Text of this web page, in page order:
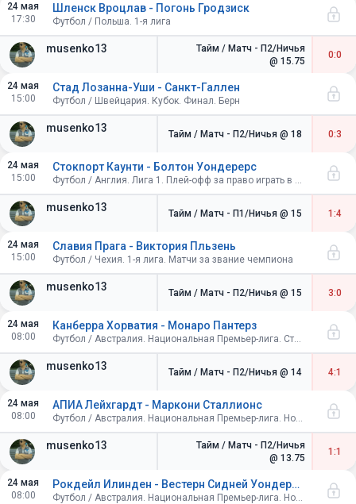
24 мая
17:30
musenko13
Шленск Вроцлав - Погонь Гродзиск
Футбол / Польша. 1-я лига
Тайм / Матч - П2/Ничья
@ 15.75
0:0
24 мая
15:00
musenko13
Стад Лозанна-Уши - Санкт-Галлен
Футбол / Швейцария. Кубок. Финал. Берн
Тайм / Матч - П2/Ничья @ 18 0:3
24 мая
15:00
musenko13
Стокпорт Каунти - Болтон Уондерерс
Футбол / Англия. Лига 1. Плей-офф за право играть в Чемпион-лиге. Финал. Лондон
Тайм / Матч - П1/Ничья @ 15 1:4
24 мая
15:00
musenko13
Славия Прага - Виктория Пльзень
Футбол / Чехия. 1-я лига. Матчи за звание чемпиона
Тайм / Матч - П2/Ничья @ 15 3:0
24 мая
08:00
musenko13
Канберра Хорватия - Монаро Пантерз
Футбол / Австралия. Национальная Премьер-лига. Столичная территория
Тайм / Матч - П2/Ничья @ 14 4:1
24 мая
08:00
musenko13
АПИА Лейхгардт - Маркони Сталлионс
Футбол / Австралия. Национальная Премьер-лига. Новый Южный Уэльс
Тайм / Матч - П2/Ничья
@ 13.75
1:1
24 мая
08:00
Рокдейл Илинден - Вестерн Сидней Уондерерз до 21
Футбол / Австралия. Национальная Премьер-лига. Новый Южный Уэльс